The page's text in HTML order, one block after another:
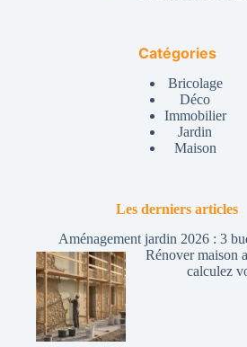
Catégories
Bricolage
Déco
Immobilier
Jardin
Maison
Les derniers articles
Aménagement jardin 2026 : 3
Rénover maison
calculez